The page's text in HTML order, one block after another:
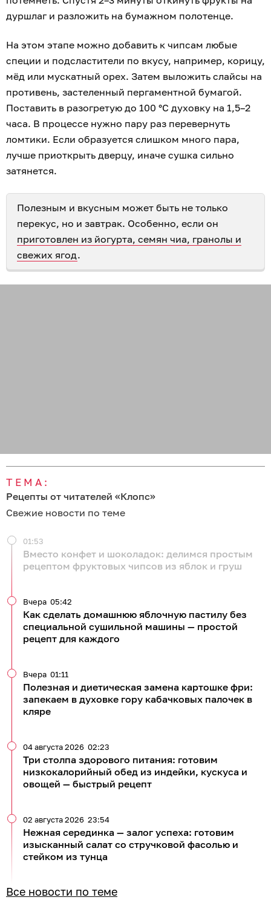
дуршлаг и разложить на бумажном полотенце.
На этом этапе можно добавить к чипсам любые
специи и подсластители по вкусу, например, корицу,
мёд или мускатный орех. Затем выложить слайсы на
противень, застеленный пергаментной бумагой.
Поставить в разогретую до 100 °С духовку на 1,5–2
часа. В процессе нужно пару раз перевернуть
ломтики. Если образуется слишком много пара,
лучше приоткрыть дверцу, иначе сушка сильно
затянется.
Полезным и вкусным может быть не только
перекус, но и завтрак. Особенно, если он
приготовлен из йогурта, семян чиа, гранолы и
свежих ягод.
ТЕМА:
Рецепты от читателей «Клопс»
Свежие новости по теме
Вместо конфет и шоколадок: делимся простым
рецептом фруктовых чипсов из яблок и груш
01:53
Как сделать домашнюю яблочную пастилу без
специальной сушильной машины — простой
рецепт для каждого
Вчера 05:42
Полезная и диетическая замена картошке фри:
запекаем в духовке гору кабачковых палочек в
кляре
Вчера 01:11
Три столпа здорового питания: готовим
низкокалорийный обед из индейки, кускуса и
овощей — быстрый рецепт
04 августа 2026 02:23
Нежная серединка — залог успеха: готовим
изысканный салат со стручковой фасолью и
стейком из тунца
02 августа 2026 23:54
Все новости по теме